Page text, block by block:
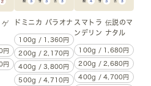
ゲ
円
円
ドミニカ バラオナ
100g / 1,360円
200g / 2,170円
400g / 3,800円
500g / 4,710円
スマトラ 伝説のマ
ンデリン ナタル
100g / 1,680円
200g / 2,680円
400g / 4,700円